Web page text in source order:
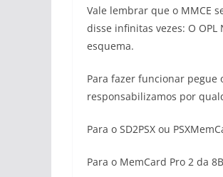
Vale lembrar que o MMCE
disse infinitas vezes: O OPL
esquema.
Para fazer funcionar pegue
responsabilizamos por
Para o SD2PSX ou
Para o MemCard Pro 2 da